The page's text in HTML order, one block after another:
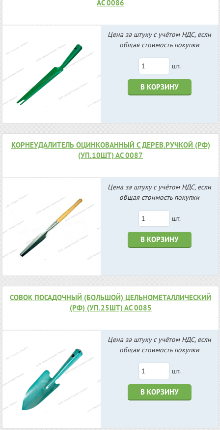
АС 0086
Цена за штуку с учётом НДС, если
общая стоимость покупки
шт.
В КОРЗИНУ
КОРНЕУДАЛИТЕЛЬ ОЦИНКОВАННЫЙ С ДЕРЕВ.РУЧКОЙ (РФ)
(УП.10ШТ) АС 0087
Цена за штуку с учётом НДС, если
общая стоимость покупки
шт.
В КОРЗИНУ
СОВОК ПОСАДОЧНЫЙ (БОЛЬШОЙ) ЦЕЛЬНОМЕТАЛЛИЧЕСКИЙ
(РФ) (УП.25ШТ) АС 0085
Цена за штуку с учётом НДС, если
общая стоимость покупки
шт.
В КОРЗИНУ